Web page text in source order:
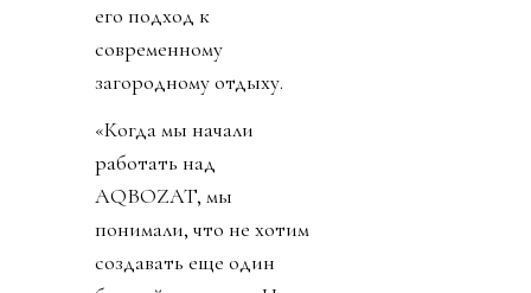
его подход к
современному
загородному отдыху.
«Когда мы начали
работать над
AQBOZAT, мы
понимали, что не хотим
создавать еще один